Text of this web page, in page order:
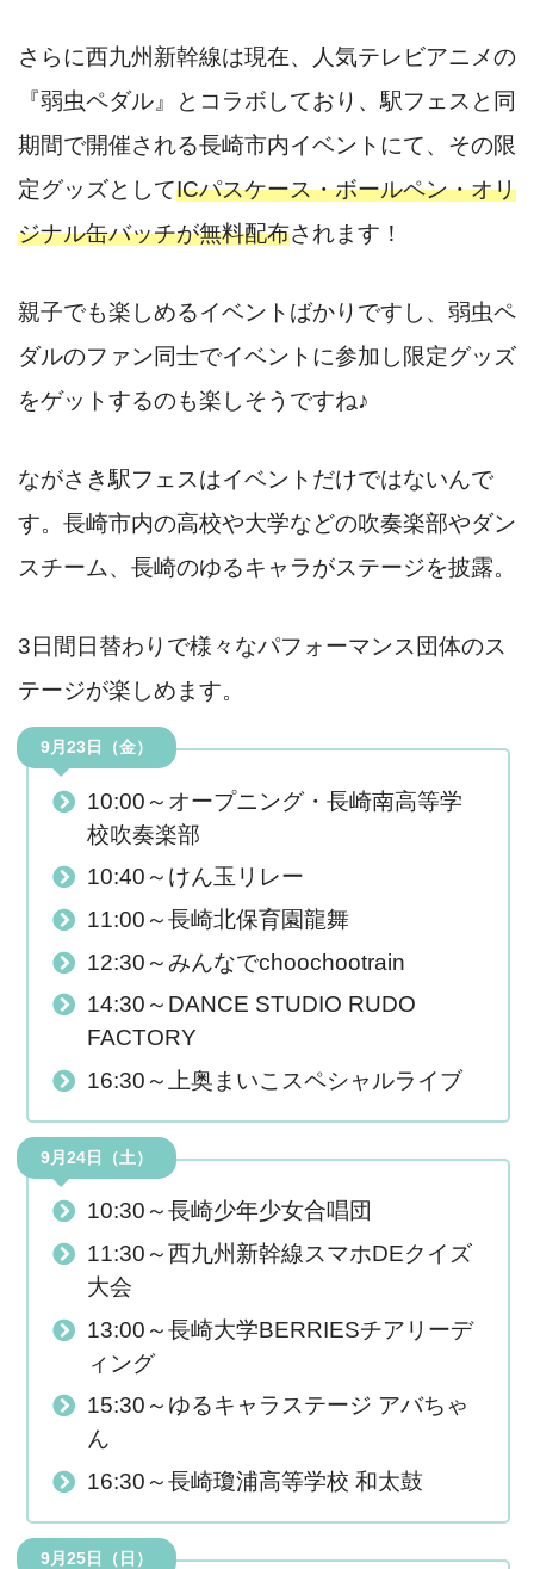
さらに西九州新幹線は現在、人気テレビアニメの
『弱虫ペダル』とコラボしており、駅フェスと同
期間で開催される長崎市内イベントにて、その限
定グッズとしてICパスケース・ボールペン・オリ
ジナル缶バッチが無料配布されます！
親子でも楽しめるイベントばかりですし、弱虫ペ
ダルのファン同士でイベントに参加し限定グッズ
をゲットするのも楽しそうですね♪
ながさき駅フェスはイベントだけではないんで
す。長崎市内の高校や大学などの吹奏楽部やダン
スチーム、長崎のゆるキャラがステージを披露。
3日間日替わりで様々なパフォーマンス団体のス
テージが楽しめます。
9月23日（金）
10:00～オープニング・長崎南高等学
校吹奏楽部
10:40～けん玉リレー
11:00～長崎北保育園龍舞
12:30～みんなでchoochootrain
14:30～DANCE STUDIO RUDO
FACTORY
16:30～上奥まいこスペシャルライブ
9月24日（土）
10:30～長崎少年少女合唱団
11:30～西九州新幹線スマホDEクイズ
大会
13:00～長崎大学BERRIESチアリーデ
ィング
15:30～ゆるキャラステージ アバちゃ
ん
16:30～長崎瓊浦高等学校 和太鼓
9月25日（日）